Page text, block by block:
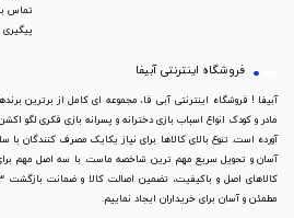
تماس
فروشگاه اینترنتی آبیفا
آبیفا ! فروشگاه اینترنتی آبی فا، مجموعه ای کامل از برترین
مادر و کودک انواع اسباب بازی دخترانه و پسرانه بازی فکری
آورده است. تنوع بالای کالاها برای نیاز یکایک مصرف کنندگان با
آسان و تحویل سریع مهم ترین شاخصه ماست. با سه اصل مهم برای
مطمئن و آسان برای خریداران ایجاد نماییم.